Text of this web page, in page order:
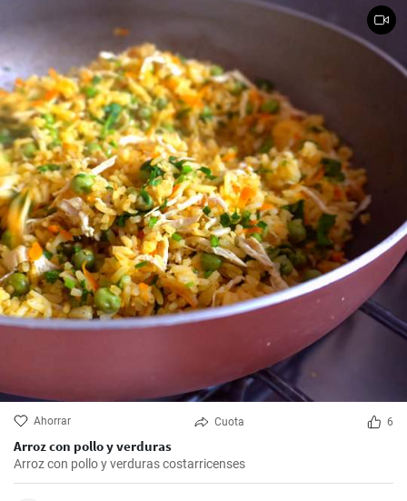
Ahorrar Cuota 6
Arroz con pollo y verduras
Arroz con pollo y verduras costarricenses